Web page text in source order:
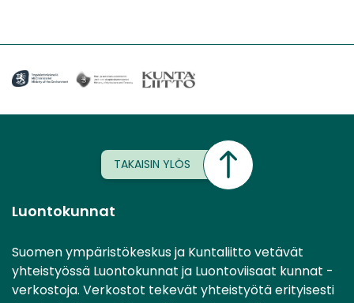
TAKAISIN YLÖS
Luontokunnat
Suomen ympäristökeskus ja Kuntaliitto vetävät
yhteistyössä Luontokunnat ja Luontoviisaat kunnat -
verkostoja. Verkostot tekevät yhteistyötä erityisesti